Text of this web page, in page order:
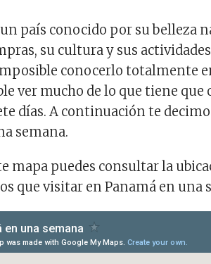
país conocido por su belleza
su cultura y sus
conocerlo totalmente
ver mucho de lo que tiene que
días. A continuación te
semana.
mapa puedes consultar la
que visitar en Panamá en una